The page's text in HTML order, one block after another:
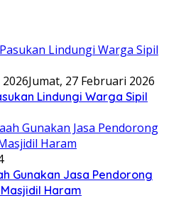
Jumat, 27 Februari 2026
Lindungi Warga Sipil
Gunakan Jasa Pendorong
Haram